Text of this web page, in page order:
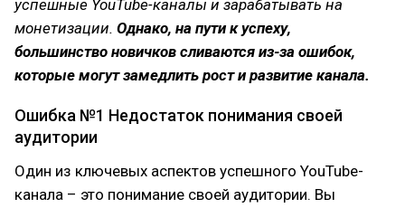
успешные YouTube-каналы и зарабатывать на
монетизации. Однако, на пути к успеху,
большинство новичков сливаются из-за ошибок,
которые могут замедлить рост и развитие канала.
Ошибка №1 Недостаток понимания своей
аудитории
Один из ключевых аспектов успешного YouTube-
канала – это понимание своей аудитории. Вы